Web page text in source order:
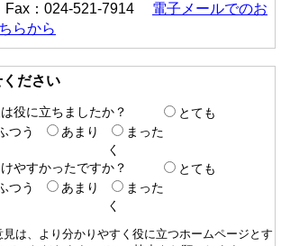
：024-521-7914 電子メールでのお
らから
ださい
役に立ちましたか？
とても
つう あまり
まった
く
やすかったですか？
とても
つう あまり
まった
く
は、より分かりやすく役に立つホームページとす